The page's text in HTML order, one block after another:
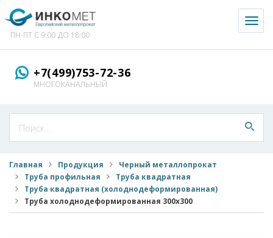
ПН-ПТ С 9:00 ДО 18:00
+7(499)753-72-36
МНОГОКАНАЛЬНЫЙ
Главная Продукция
Черный металлопрокат
Труба профильная
Труба квадратная
Труба квадратная (холоднодеформированная)
Труба холоднодеформированная 300x300